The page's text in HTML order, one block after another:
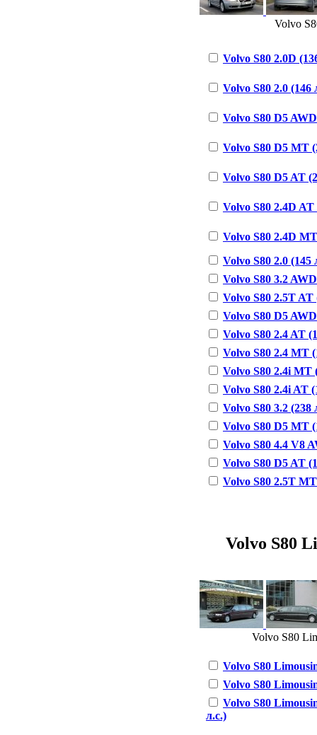
Volvo
Volvo S80 2.0D
Volvo S80 2.0 (146
Volvo S80 D5
Volvo S80 D5 MT
Volvo S80 D5 AT
Volvo S80 2.4D AT
Volvo S80 2.4D
Volvo S80 2.0 (145
Volvo S80 3.2
Volvo S80 2.5T AT
Volvo S80 D5
Volvo S80 2.4 AT
Volvo S80 2.4 MT
Volvo S80 2.4i MT
Volvo S80 2.4i AT
Volvo S80 3.2 (238
Volvo S80 D5 MT
Volvo S80 4.4 V8
Volvo S80 D5 AT
Volvo S80 2.5T
Volvo S80
Volvo S80
Volvo S80
Volvo S80
Volvo S80
л.с.)